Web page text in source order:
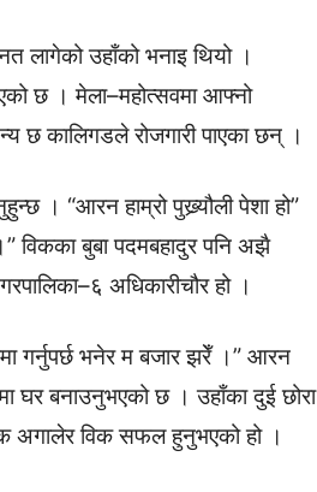
लागेको उहाँको भनाइ थियो ।
छ । मेला–महोत्सवमा आफ्नो
छ कालिगडले रोजगारी पाएका छन् ।
। “आरन हाम्रो पुख्र्यौली पेशा हो”
विकका बुबा पदमबहादुर पनि अझै
अधिकारीचौर हो ।
गर्नुपर्छ भनेर म बजार झरेँ ।” आरन
घर बनाउनुभएको छ । उहाँका दुई छोरा
अगालेर विक सफल हुनुभएको हो ।